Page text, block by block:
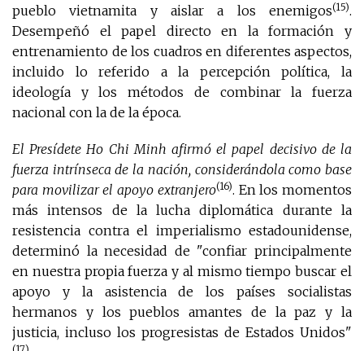
pueblo vietnamita y aislar a los enemigos(15).
Desempeñó el papel directo en la formación y
entrenamiento de los cuadros en diferentes aspectos,
incluido lo referido a la percepción política, la
ideología y los métodos de combinar la fuerza
nacional con la de la época.
El Presídete Ho Chi Minh afirmó el papel decisivo de la
fuerza intrínseca de la nación, considerándola como base
para movilizar el apoyo extranjero(16). En los momentos
más intensos de la lucha diplomática durante la
resistencia contra el imperialismo estadounidense,
determinó la necesidad de "confiar principalmente
en nuestra propia fuerza y al mismo tiempo buscar el
apoyo y la asistencia de los países socialistas
hermanos y los pueblos amantes de la paz y la
justicia, incluso los progresistas de Estados Unidos"